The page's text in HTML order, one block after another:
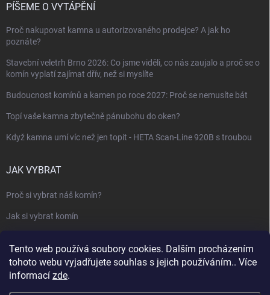
Tento web používá soubory cookies. Dalším procházením
tohoto webu vyjadřujete souhlas s jejich používáním.. Více
informací zde.
PÍŠEME O VYTÁPĚNÍ
Proč nakupovat kamna u autorizovaného prodejce? A jak ho
poznáte?
Stavební veletrh Brno 2026: Co jsme viděli, co nás zaujalo a proč se o
komín vyplatí zajímat dřív, než si myslíte
Budoucnost komínů a kamen po roce 2027: Proč se nemusíte bát
Topí vaše kamna zbytečně pánubohu do oken?
Když kamna umí víc než jen topit - HETA Scan-Line 920B s troubou
JAK VYBRAT
Proč si vybrat náš komín?
Jak si vybrat komín
Jak vybrat kamna nebo krbovou vložku
Jak postavit krbovou obestavbu